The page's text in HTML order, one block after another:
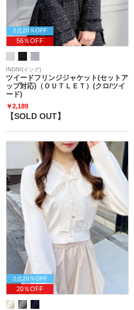
2点20％OFF
56％OFF
INGNI(イング)
ツイードフリンジジャケット(セットア
ップ対応)（ＯＵＴＬＥＴ）(クロ/ツイ
ード)
￥2,189
【SOLD OUT】
2点20％OFF
20％OFF